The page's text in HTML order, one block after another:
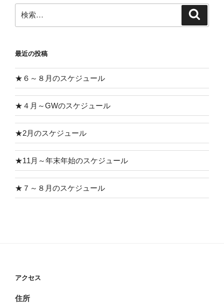
索:
最近の投稿
★６～８月のスケジュール
★４月～GWのスケジュール
★2月のスケジュール
★11月～年末年始のスケジュール
★７～８月のスケジュール
アクセス
住所